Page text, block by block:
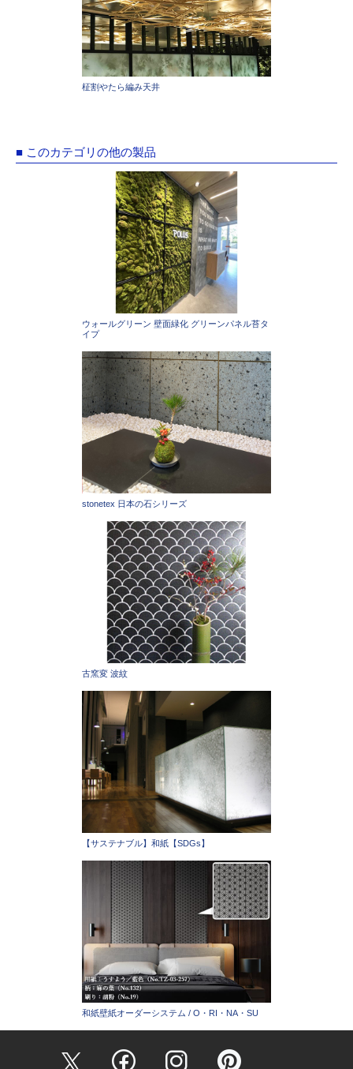
柾割やたら編み天井
■ このカテゴリの他の製品
ウォールグリーン 壁面緑化 グリーンパネル苔タ
イプ
stonetex 日本の石シリーズ
古窯変 波紋
【サステナブル】和紙【SDGs】
和紙壁紙オーダーシステム / O・RI・NA・SU